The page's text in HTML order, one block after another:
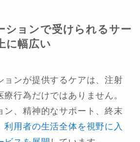
ションで受けられるサー
に幅広い
ョンが提供するケアは、注射
行為だけではありません。
ン、精神的なサポート、終末
利用者の生活全体を視野に入